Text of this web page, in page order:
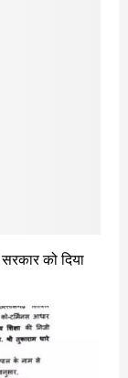
को दिया